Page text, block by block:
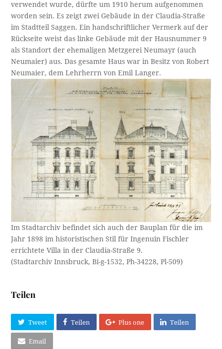
verwendet wurde, dürfte um 1910 herum aufgenommen
worden sein. Es zeigt zwei Gebäude in der Claudia-Straße
im Stadtteil Saggen. Ein handschriftlicher Vermerk auf der
Rückseite weist das linke Gebäude mit der Hausnummer 9
als Standort der ehemaligen Metzgerei Neumayr (auch
Neumaier) aus. Das gesamte Haus war in Besitz von Robert
Neumaier, dem Lehrherrn von Emil Langer.
Im Stadtarchiv befindet sich auch der Bauplan für die im
Jahr 1898 im historistischen Stil für Ingenuin Fischler
errichtete Villa in der Claudia-Straße 9.
(Stadtarchiv Innsbruck, Bi-g-1532, Ph-34228, Pl-509)
Teilen
Tweet Teilen Plus one Teilen
Email